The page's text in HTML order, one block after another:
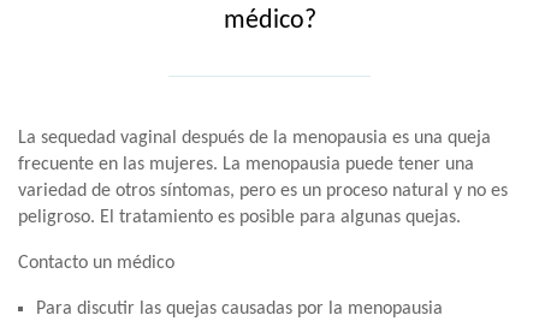
médico?
La sequedad vaginal después de la menopausia es una queja
frecuente en las mujeres. La menopausia puede tener una
variedad de otros síntomas, pero es un proceso natural y no es
peligroso. El tratamiento es posible para algunas quejas.
Contacto un médico
Para discutir las quejas causadas por la menopausia